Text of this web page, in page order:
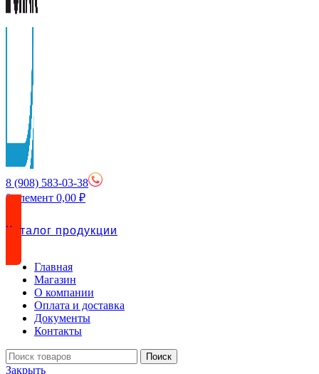
8 (908) 583-03-38
0элемент 0,00 ₽
Каталог продукции
Главная
Магазин
О компании
Оплата и доставка
Документы
Контакты
Поиск
Закрыть